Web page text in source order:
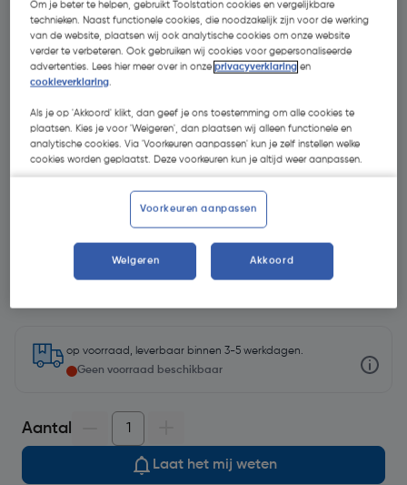
€ 89,99
op voorraad, leverbaar binnen 3-5 werkdagen.
Geen voorraad beschikbaar
Aantal
Laat het mij weten
Om je beter te helpen, gebruikt Toolstation cookies en vergelijkbare
technieken. Naast functionele cookies, die noodzakelijk zijn voor de werking
van de website, plaatsen wij ook analytische cookies om onze website
verder te verbeteren. Ook gebruiken wij cookies voor gepersonaliseerde
advertenties. Lees hier meer over in onzeprivacyverklaring en
cookieverklaring.
Als je op 'Akkoord' klikt, dan geef je ons toestemming om alle cookies te
plaatsen. Kies je voor 'Weigeren', dan plaatsen wij alleen functionele en
analytische cookies. Via 'Voorkeuren aanpassen' kun je zelf instellen welke
cookies worden geplaatst. Deze voorkeuren kun je altijd weer aanpassen.
Voorkeuren aanpassen
Weigeren Akkoord